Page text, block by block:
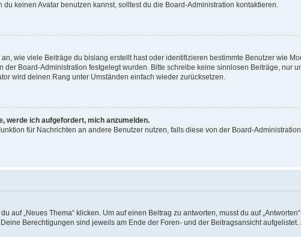
keinen Avatar benutzen kannst, solltest du die Board-Administration kontaktieren.
wie viele Beiträge du bislang erstellt hast oder identifizieren bestimmte Benutzer wie
der Board-Administration festgelegt wurden. Bitte schreibe keine sinnlosen Beiträge, nur
wird deinen Rang unter Umständen einfach wieder zurücksetzen.
werde ich aufgefordert, mich anzumelden.
für Nachrichten an andere Benutzer nutzen, falls diese von der Board-
auf „Neues Thema“ klicken. Um auf einen Beitrag zu antworten, musst du auf
Berechtigungen sind jeweils am Ende der Foren- und der Beitragsansicht aufgelistet.